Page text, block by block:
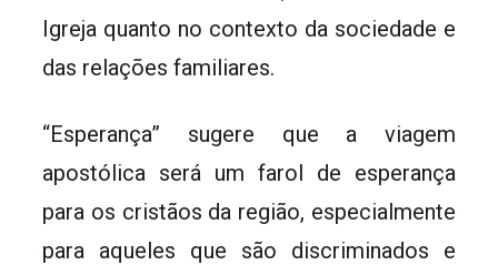
Igreja quanto no contexto da sociedade e
das relações familiares.
“Esperança” sugere que a viagem
apostólica será um farol de esperança
para os cristãos da região, especialmente
para aqueles que são discriminados e